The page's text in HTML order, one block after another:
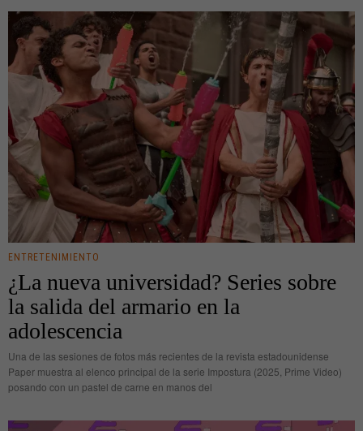
ENTRETENIMIENTO
¿La nueva universidad? Series sobre
la salida del armario en la
adolescencia
Una de las sesiones de fotos más recientes de la revista estadounidense
Paper muestra al elenco principal de la serie Impostura (2025, Prime Video)
posando con un pastel de carne en manos del